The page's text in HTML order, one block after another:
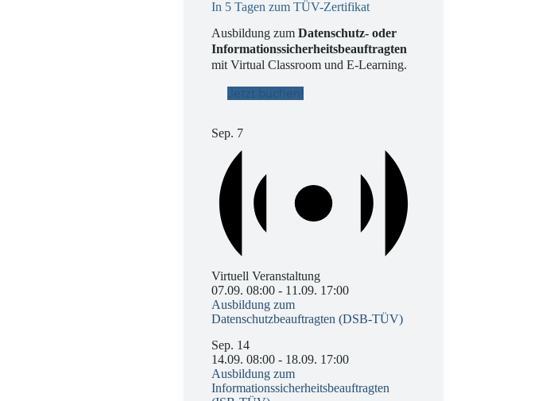
In 5 Tagen zum TÜV-Zertifikat
Ausbildung zumDatenschutz- oder
Informationssicherheitsbeauftragten
mit Virtual Classroom und E-Learning.
Jetzt buchen!
Sep. 7
Virtuell Veranstaltung
07.09. 08:00 - 11.09. 17:00
Ausbildung zum
Datenschutzbeauftragten (DSB-TÜV)
Sep. 14
14.09. 08:00 - 18.09. 17:00
Ausbildung zum
Informationssicherheitsbeauftragten